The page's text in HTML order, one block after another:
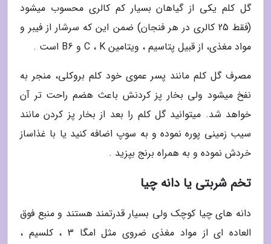
گل کلم یکی از گیاهان بسیار کم کالری محسوب میشود
(فقط 25 کالری در هر فنجان) ضمن این که سرشار از فیبر و
مواد مغذی، از قبیل پتاسیم ، ویتامین C ، K و B6 است .
مصرف گل کلم مانند پسر عموی خود کلم بروکلی، منجر به
نفخ میشود ولی بخار پز کردنش باعث هضم راحت تر آن
خواهد شد. میتوانید گل کلم را بعد از بخار پز کردن مانند
سیب زمینی پوره نموده و به سوپ اضافه کنید یا با غذاساز
خردش نموده و به همراه برنج بپزید .
تخم شربتی یا دانه چیا
دانه های چیا کوچک ولی بسیار قدرتمند هستند و منبع فوق
العاده ای از مواد مغذی ضروی مثل امگا 3 ، کلسیم ،